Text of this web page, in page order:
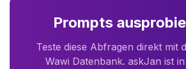
Prompts
Teste diese Abfragen direkt mit
Wawi Datenbank. askJan ist